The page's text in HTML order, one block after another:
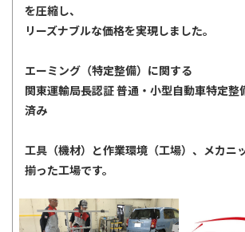
を圧縮し、
リーズナブルな価格を実現しました。
エーミング（特定整備）に関する
関東運輸局長認証 普通・小型自動車特定整
済み
工具（機材）と作業環境（工場）、メカニ
揃った工場です。